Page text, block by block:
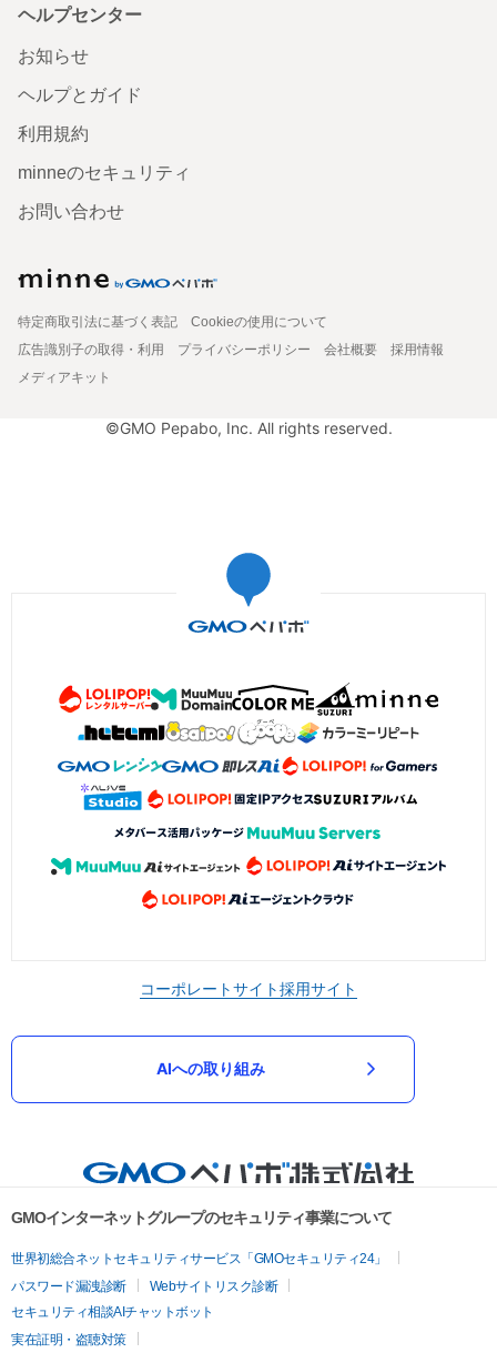
ヘルプセンター
お知らせ
ヘルプとガイド
利用規約
minneのセキュリティ
お問い合わせ
特定商取引法に基づく表記
Cookieの使用について
広告識別子の取得・利用
プライバシーポリシー 会社概要
採用情報
メディアキット
©GMO Pepabo, Inc. All rights reserved.
コーポレートサイト採用サイト
AIへの取り組み
GMOインターネットグループのセキュリティ事業について
世界初総合ネットセキュリティサービス「GMOセキュリティ24」
パスワード漏洩診断
Webサイトリスク診断
セキュリティ相談AIチャットボット
実在証明・盗聴対策